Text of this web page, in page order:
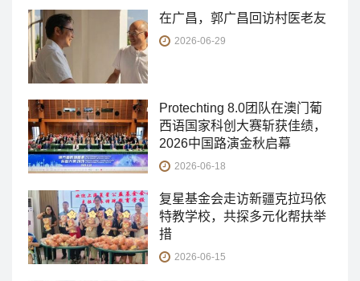
在广昌，郭广昌回访村医老友
2026-06-29
Protechting 8.0团队在澳门葡
西语国家科创大赛斩获佳绩，
2026中国路演金秋启幕
2026-06-18
复星基金会走访新疆克拉玛依
特教学校，共探多元化帮扶举
措
2026-06-15